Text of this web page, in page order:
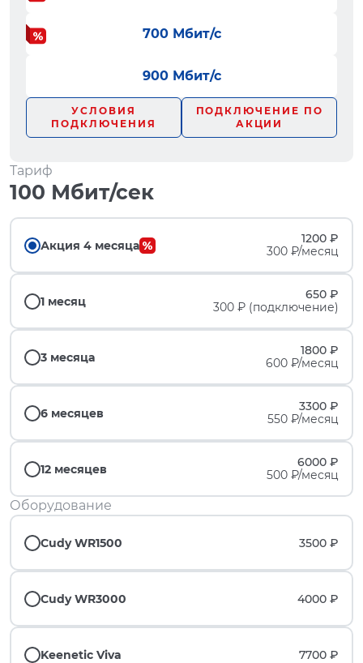
700 Мбит/с
900 Мбит/с
УСЛОВИЯ
ПОДКЛЮЧЕНИЯ
ПОДКЛЮЧЕНИЕ ПО
АКЦИИ
Тариф
100 Мбит/сек
Акция 4 месяца
1200 ₽
300 ₽/месяц
1 месяц
650 ₽
300 ₽ (подключение)
3 месяца
1800 ₽
600 ₽/месяц
6 месяцев
3300 ₽
550 ₽/месяц
12 месяцев
6000 ₽
500 ₽/месяц
Оборудование
Cudy WR1500 3500 ₽
Cudy WR3000 4000 ₽
Keenetic Viva 7700 ₽